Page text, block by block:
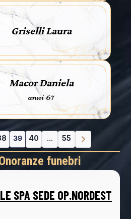
Griselli Laura
Macor Daniela
anni 67
39 40 ... 55
funebri
SPA SEDE OP.NORDEST